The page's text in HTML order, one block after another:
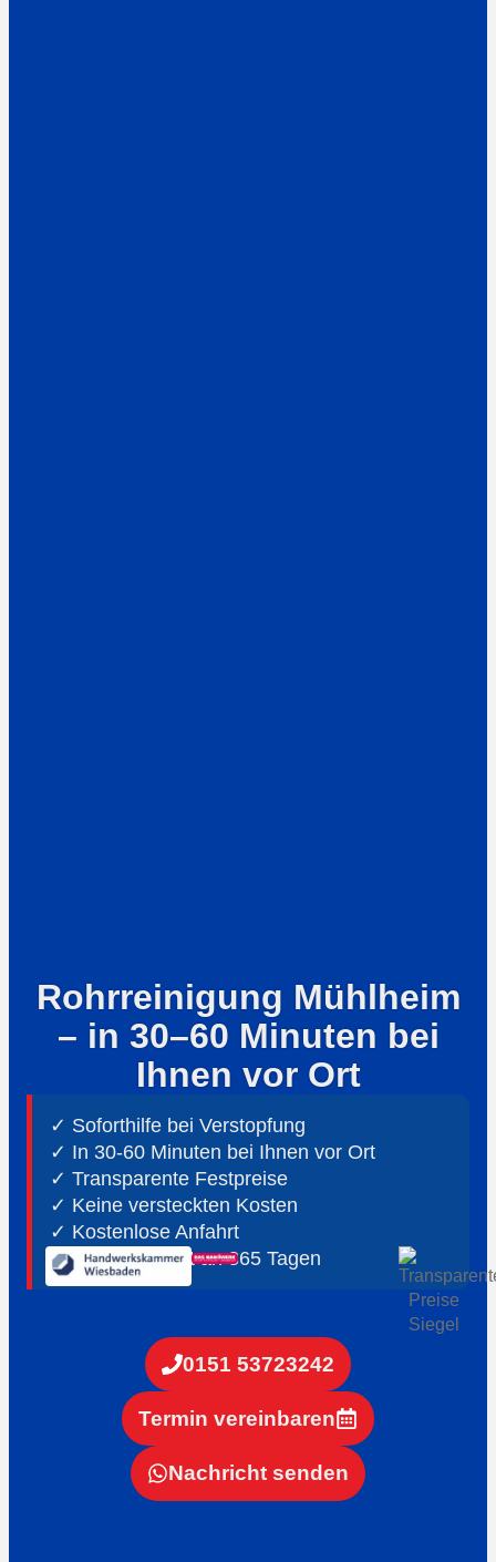
Rohrreinigung Mühlheim
– in 30–60 Minuten bei
Ihnen vor Ort
✓ Soforthilfe bei Verstopfung
✓ In 30-60 Minuten bei Ihnen vor Ort
✓ ⁠Transparente Festpreise
✓ Keine versteckten Kosten
✓ Kostenlose Anfahrt
✓ ⁠24h Notdienst an 365 Tagen
0151 53723242
Termin vereinbaren
Nachricht senden